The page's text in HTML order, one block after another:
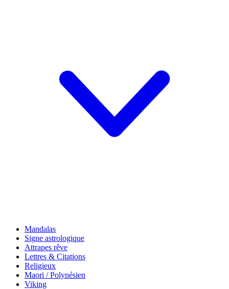
Mandalas
Signe astrologique
Attrapes rêve
Lettres & Citations
Religieux
Maori / Polynésien
Viking